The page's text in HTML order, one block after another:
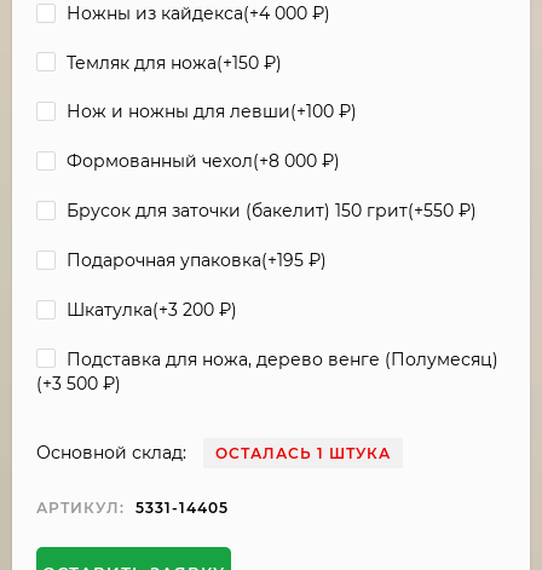
Ножны из кайдекса(+4 000 ₽)
Темляк для ножа(+150 ₽)
Нож и ножны для левши(+100 ₽)
Формованный чехол(+8 000 ₽)
Брусок для заточки (бакелит) 150 грит(+550 ₽)
Подарочная упаковка(+195 ₽)
Шкатулка(+3 200 ₽)
Подставка для ножа, дерево венге (Полумесяц)
(+3 500 ₽)
Основной склад: ОСТАЛАСЬ 1 ШТУКА
АРТИКУЛ: 5331-14405